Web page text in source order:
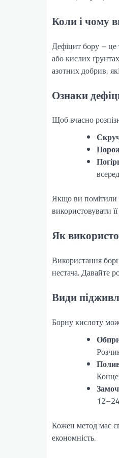
Коли і чому
Дефіцит бору – це
або кислих
азотних добрив,
Ознаки
Щоб вчасно
Якщо ви помітили
використовувати
Як
Використання
нестача. Давайте
Види
Борну кислоту
Кожен метод має
економність.